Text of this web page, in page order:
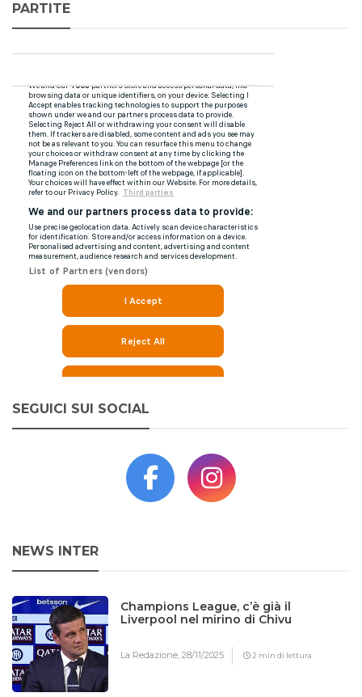
PARTITE
SEGUICI SUI SOCIAL
NEWS INTER
Champions League, c’è già il
Liverpool nel mirino di Chivu
La Redazione,28/11/2025 2 min di lettura